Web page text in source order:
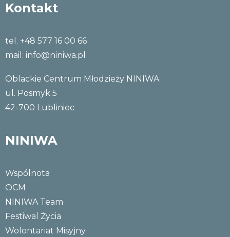
Kontakt
tel. +48 577 16 00 66
mail: info@niniwa.pl
Oblackie Centrum Młodzieży NINIWA
ul. Posmyk 5
42-700 Lubliniec
NINIWA
Wspólnota
OCM
NINIWA Team
Festiwal Życia
Wolontariat Misyjny